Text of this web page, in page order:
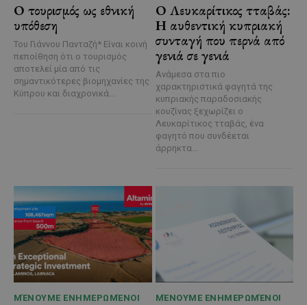
Ο τουρισμός ως εθνική
υπόθεση
Του Γιάννου Πανταζή* Είναι κοινή
πεποίθηση ότι ο τουρισμός
αποτελεί μία από τις
σημαντικότερες βιομηχανίες της
Κύπρου και διαχρονικά...
Ο Λευκαρίτικος τταβάς:
Η αυθεντική κυπριακή
συνταγή που περνά από
γενιά σε γενιά
Ανάμεσα στα πιο
χαρακτηριστικά φαγητά της
κυπριακής παραδοσιακής
κουζίνας ξεχωρίζει ο
Λευκαρίτικος τταβάς, ένα
φαγητό που συνδέεται
άρρηκτα...
ΜΈΝΟΥΜΕ ΕΝΗΜΕΡΩΜΈΝΟΙ ΜΈΝΟΥΜΕ ΕΝΗΜΕΡΩΜΈΝΟΙ